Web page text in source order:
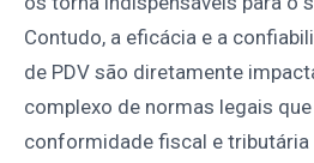
Contudo, a eficácia e a
de PDV são diretamente
complexo de normas legais
conformidade fiscal e tributária